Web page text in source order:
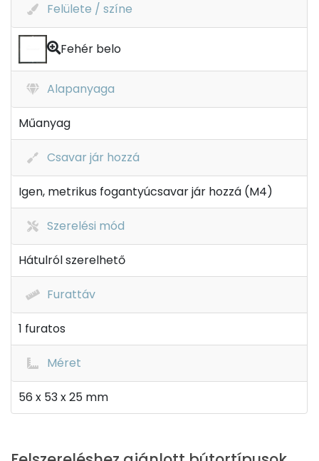
Felülete / színe
Fehér belo
Alapanyaga
Műanyag
Csavar jár hozzá
Igen, metrikus fogantyúcsavar jár hozzá (M4)
Szerelési mód
Hátulról szerelhető
Furattáv
1 furatos
Méret
56 x 53 x 25 mm